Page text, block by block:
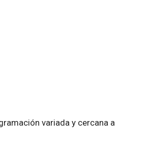
variada y cercana a